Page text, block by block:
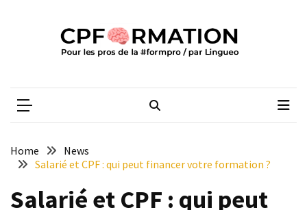
réussi,
CPFORMATION
Home
News
Salarié et CPF : qui peut financer votre formation ?
Salarié et CPF : qui peut